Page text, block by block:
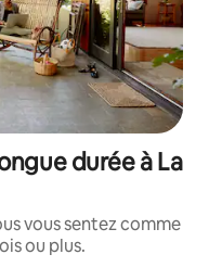
durée à La
vous sentez comme
ou plus.